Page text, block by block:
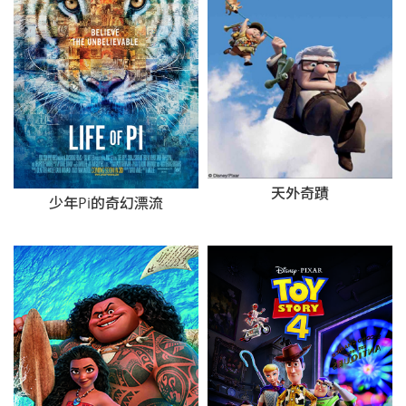
少年Pi的奇幻漂流 天外奇蹟